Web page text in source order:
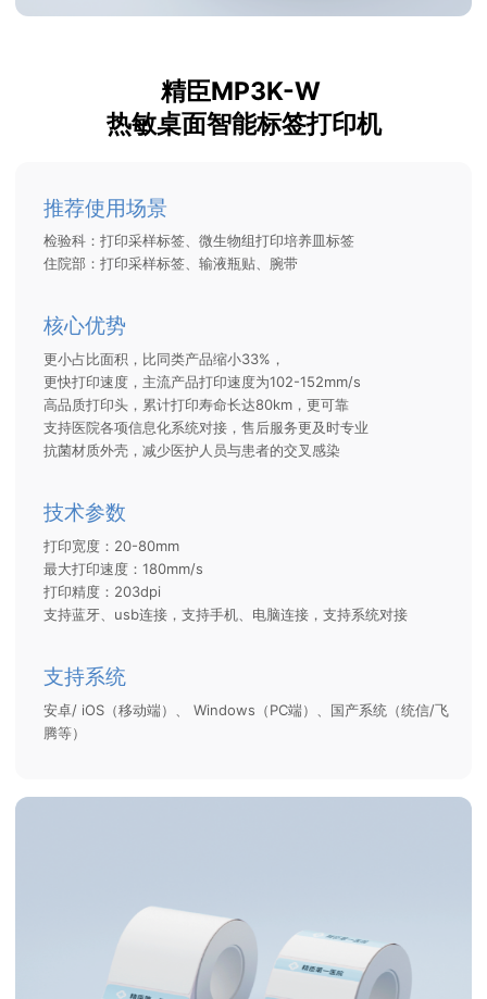
精臣MP3K-W
热敏桌面智能标签打印机
推荐使用场景
检验科：打印采样标签、微生物组打印培养皿标签
住院部：打印采样标签、输液瓶贴、腕带
核心优势
更小占比面积，比同类产品缩小33%，
更快打印速度，主流产品打印速度为102-152mm/s
高品质打印头，累计打印寿命长达80km，更可靠
支持医院各项信息化系统对接，售后服务更及时专业
抗菌材质外壳，减少医护人员与患者的交叉感染
技术参数
打印宽度：20-80mm
最大打印速度：180mm/s
打印精度：203dpi
支持蓝牙、usb连接，支持手机、电脑连接，支持系统对接
支持系统
安卓/ iOS（移动端）、 Windows（PC端）、国产系统（统信/飞
腾等）